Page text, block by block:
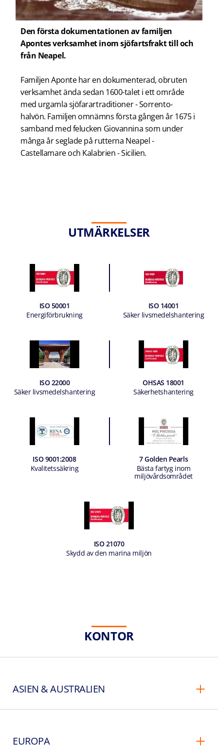
Den första dokumentationen av familjen
Apontes verksamhet inom sjöfartsfrakt till och
från Neapel.
Familjen Aponte har en dokumenterad, obruten
verksamhet ända sedan 1600-talet i ett område
med urgamla sjöfarartraditioner - Sorrento-
halvön. Familjen omnämns första gången år 1675 i
samband med felucken Giovannina som under
många år seglade på rutterna Neapel -
Castellamare och Kalabrien - Sicilien.
UTMÄRKELSER
ISO 50001
Energiförbrukning
ISO 14001
Säker livsmedelshantering
ISO 22000
Säker livsmedelshantering
OHSAS 18001
Säkerhetshantering
ISO 9001:2008
Kvalitetssäkring
7 Golden Pearls
Bästa fartyg inom
miljövårdsområdet
ISO 21070
Skydd av den marina miljön
KONTOR
ASIEN & AUSTRALIEN
EUROPA